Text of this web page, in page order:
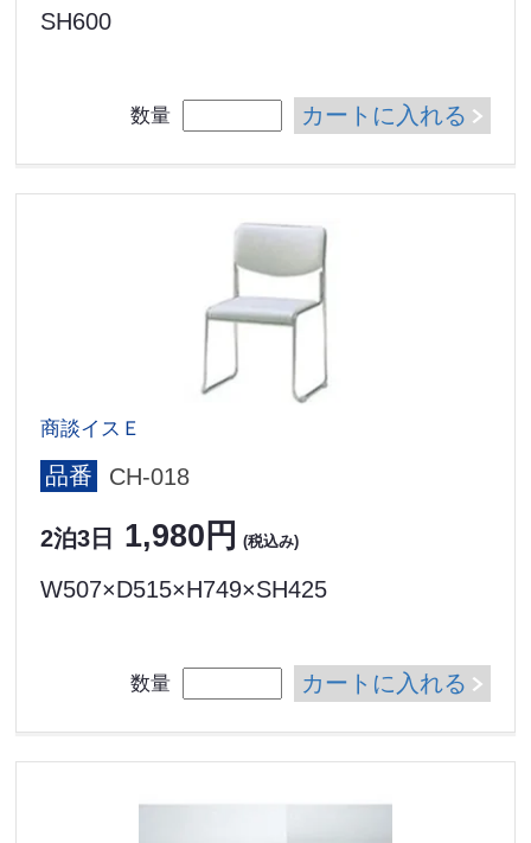
SH600
数量 カートに入れる
商談イスＥ
品番 CH-018
2泊3日 1,980円 (税込み)
W507×D515×H749×SH425
数量 カートに入れる